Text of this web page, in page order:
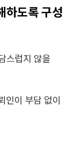
하도록 구성
스럽지 않을
인이 부담 없이